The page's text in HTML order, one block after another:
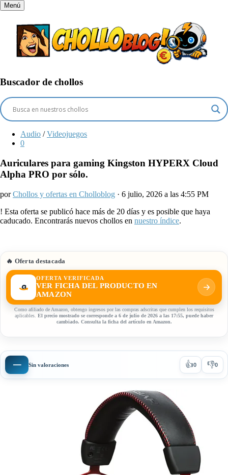
Menú
Buscador de chollos
Audio / Videojuegos
0
Auriculares para gaming Kingston HYPERX Cloud
Alpha PRO por sólo.
porChollos y ofertas en Cholloblog · 6 julio, 2026 a las 4:55 PM
! Esta oferta se publicó hace más de 20 días y es posible que haya
caducado. Encontrarás nuevos chollos en nuestro índice.
🔥 Oferta destacada
OFERTA VERIFICADA
VER FICHA DEL PRODUCTO EN
AMAZON
Como afiliado de Amazon, obtengo ingresos por las compras adscritas que cumplen los requisitos
aplicables. El precio mostrado se corresponde a 6 de julio de 2026 a las 17:55, puede haber
cambiado. Consulta la ficha del artículo en Amazon.
— Sin valoraciones 👍0 👎0